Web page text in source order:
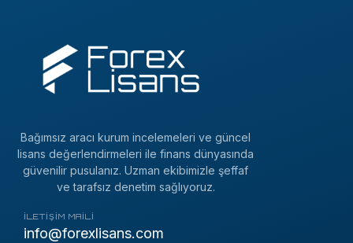
Bağımsız aracı kurum incelemeleri ve güncel
lisans değerlendirmeleri ile finans dünyasında
güvenilir pusulanız. Uzman ekibimizle şeffaf
ve tarafsız denetim sağlıyoruz.
İLETIŞIM MAILI
info@forexlisans.com